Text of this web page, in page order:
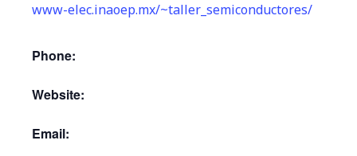
www-elec.inaoep.mx/~taller_semiconductores/
Phone:
Website:
Email: